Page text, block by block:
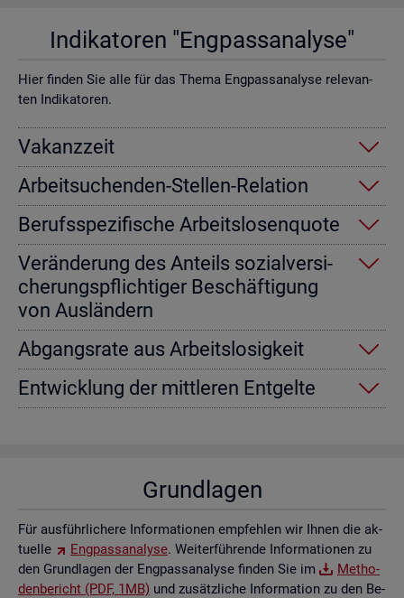
In­di­ka­to­ren "Eng­pass­ana­ly­se"
Hier fin­den Sie alle für das Thema Eng­pass­ana­ly­se re­le­van­
ten In­di­ka­to­ren.
Va­kanz­zeit
Ar­beit­su­chen­den-Stel­len-Re­la­ti­on
Be­rufs­spe­zi­fi­sche Ar­beits­lo­sen­quo­te
Ver­än­de­rung des An­teils so­zi­al­ver­si­
che­rungs­pflich­ti­ger Be­schäf­ti­gung
von Aus­län­dern
Ab­gangs­ra­te aus Ar­beits­lo­sig­keit
Ent­wick­lung der mitt­le­ren Ent­gel­te
Grund­la­gen
Für aus­führ­li­che­re In­for­ma­tio­nen emp­feh­len wir Ihnen die ak­
tu­el­le
Eng­pass­ana­ly­se. Wei­ter­füh­ren­de In­for­ma­tio­nen zu
den Grund­la­gen der Eng­pass­ana­ly­se fin­den Sie im
Me­tho­
den­be­richt (PDF, 1MB) und zu­sätz­li­che In­for­ma­ti­on zu den Be­